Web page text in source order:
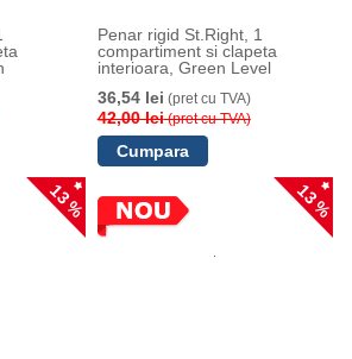
Penar rigid St.Right, 1
compartiment si clapeta
interioara, Green Level
36,54 lei (pret cu TVA)
42,00 lei(pret cu TVA)
13 % 13 %